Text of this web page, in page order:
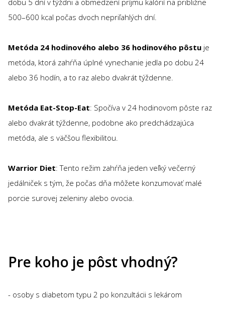
500–600 kcal počas dvoch nepriľahlých dní.
Metóda 24 hodinového alebo 36 hodinového pôstu je
metóda, ktorá zahŕňa úplné vynechanie jedla po dobu 24
alebo 36 hodín, a to raz alebo dvakrát týždenne.
Metóda Eat-Stop-Eat: Spočíva v 24 hodinovom pôste raz
alebo dvakrát týždenne, podobne ako predchádzajúca
metóda, ale s väčšou flexibilitou.
Warrior Diet: Tento režim zahŕňa jeden veľký večerný
jedálniček s tým, že počas dňa môžete konzumovať malé
porcie surovej zeleniny alebo ovocia.
Pre koho je pôst vhodný?
- osoby s diabetom typu 2 po konzultácii s lekárom